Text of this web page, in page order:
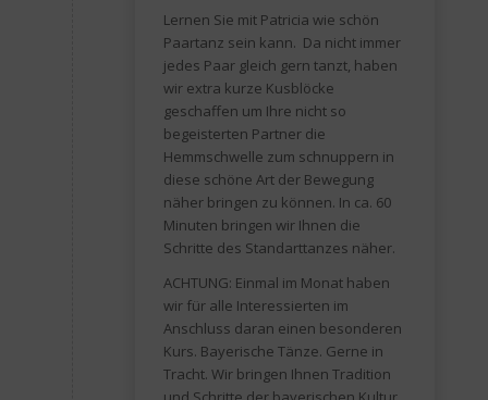
Lernen Sie mit Patricia wie schön
Paartanz sein kann. Da nicht immer
jedes Paar gleich gern tanzt, haben
wir extra kurze Kusblöcke
geschaffen um Ihre nicht so
begeisterten Partner die
Hemmschwelle zum schnuppern in
diese schöne Art der Bewegung
näher bringen zu können. In ca. 60
Minuten bringen wir Ihnen die
Schritte des Standarttanzes näher.
ACHTUNG: Einmal im Monat haben
wir für alle Interessierten im
Anschluss daran einen besonderen
Kurs. Bayerische Tänze. Gerne in
Tracht. Wir bringen Ihnen Tradition